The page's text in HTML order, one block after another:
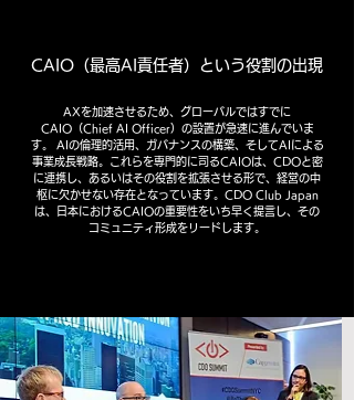
CAIO（最高AI責任者）という役割の出現
AXを加速させるため、グローバルではすでに
CAIO（Chief AI Officer）の設置が急速に進んでいま
す。 AIの倫理的活用、ガバナンスの構築、そしてAIによる
事業成長戦略。これらを専門的に司るCAIOは、CDOと密
に連携し、あるいはその役割を拡張させる形で、経営の中
枢に欠かせない存在となっています。CDO Club Japan
は、日本におけるCAIOの重要性をいち早く提言し、その
コミュニティ形成をリードします。